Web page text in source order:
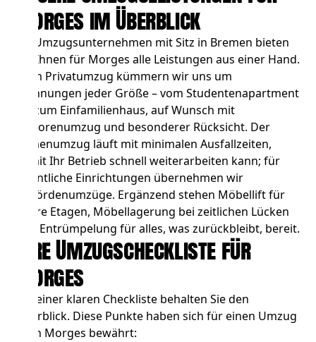
Morges im Überblick
Als Umzugsunternehmen mit Sitz in Bremen bieten
wir Ihnen für Morges alle Leistungen aus einer Hand.
Beim Privatumzug kümmern wir uns um
Wohnungen jeder Größe – vom Studentenapartment
bis zum Einfamilienhaus, auf Wunsch mit
Seniorenumzug und besonderer Rücksicht. Der
Firmenumzug läuft mit minimalen Ausfallzeiten,
damit Ihr Betrieb schnell weiterarbeiten kann; für
öffentliche Einrichtungen übernehmen wir
Behördenumzüge. Ergänzend stehen Möbelliftfür
obere Etagen, Möbellagerung bei zeitlichen Lücken
Entrümpelung für alles, was zurückbleibt, bereit.
Ihre Umzugscheckliste für
Morges
Mit einer klaren Checkliste behalten Sie den
Überblick. Diese Punkte haben sich für einen Umzug
nach Morges bewährt: